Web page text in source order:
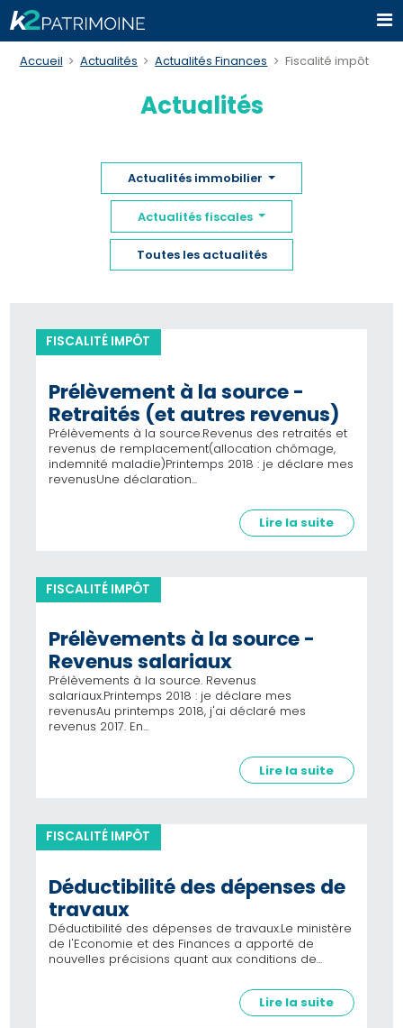
Accueil Actualités Actualités Finances Fiscalité impôt
Actualités
Actualités immobilier
Actualités fiscales
Toutes les actualités
FISCALITÉ IMPÔT
Prélèvement à la source -
Retraités (et autres revenus)
Prélèvements à la source.Revenus des retraités et
revenus de remplacement(allocation chômage,
indemnité maladie)Printemps 2018 : je déclare mes
revenusUne déclaration...
Lire la suite
FISCALITÉ IMPÔT
Prélèvements à la source -
Revenus salariaux
Prélèvements à la source. Revenus
salariaux.Printemps 2018 : je déclare mes
revenusAu printemps 2018, j'ai déclaré mes
revenus 2017. En...
Lire la suite
FISCALITÉ IMPÔT
Déductibilité des dépenses de
travaux
Déductibilité des dépenses de travaux.Le ministère
de l'Economie et des Finances a apporté de
nouvelles précisions quant aux conditions de...
Lire la suite